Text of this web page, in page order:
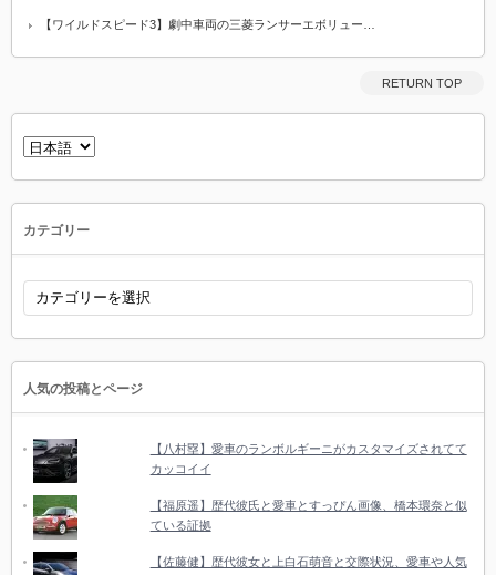
【ワイルドスピード3】劇中車両の三菱ランサーエボリュー…
RETURN TOP
言
語
カテゴリー
リ
人気の投稿とページ
【八村塁】愛車のランボルギーニがカスタマイズされてて
カッコイイ
【福原遥】歴代彼氏と愛車とすっぴん画像、橋本環奈と似
ている証拠
【佐藤健】歴代彼女と上白石萌音と交際状況、愛車や人気